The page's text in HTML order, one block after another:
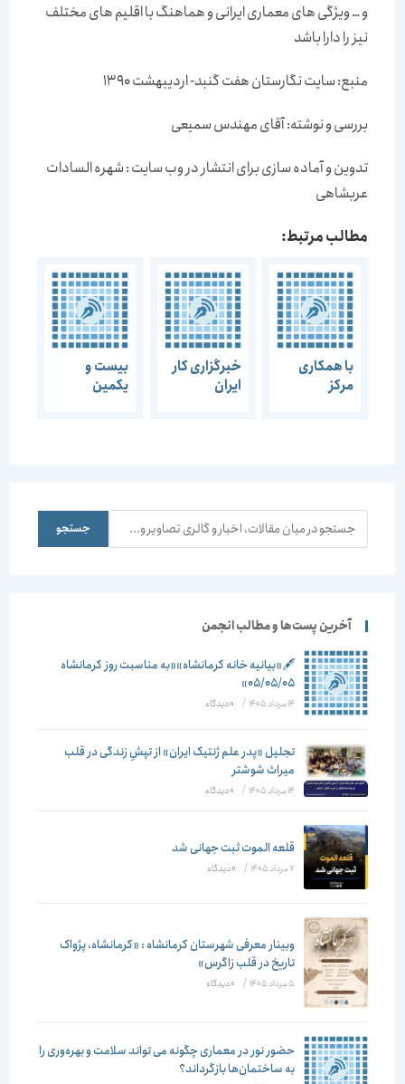
و … ویژگی های معماری ایرانی و هماهنگ با اقلیم های مختلف
نیز را دارا باشد
منبع: سایت نگارستان هفت گنبد- اردیبهشت 1390
بررسی و نوشته: آقای مهندس سمیعی
تدوین و آماده سازی برای انتشار در وب سایت : شهره السادات
عربشاهی
مطالب مرتبط:
با همکاری
مرکز
سلسله
می شود
خبرگزاری کار
ایران
معماران، از
ارائه طرح های
مطلوبی ندارد
بیست و
یکمین
جستجو جستجو
آخرین پست‌ها و مطالب انجمن
🖋️«بیانیه خانه کرمانشاه»«به مناسبت روز کرمانشاه
۰۵/۰۵/۰۵»
14 مرداد 1405 / ۰ دیدگاه
تجلیل «پدر علم ژنتیک ایران» از تپشِ زندگی در قلب
میراث شوشتر
14 مرداد 1405 / ۰ دیدگاه
قلعه الموت ثبت جهانی شد
7 مرداد 1405 / ۰ دیدگاه
وبینار معرفی شهرستان کرمانشاه : «کرمانشاه، پژواک
تاریخ در قلب زاگرس»
5 مرداد 1405 / ۰ دیدگاه
حضور نور در معماری چگونه می تواند سلامت و بهره‌وری را
به ساختمان‌ها بازگرداند؟